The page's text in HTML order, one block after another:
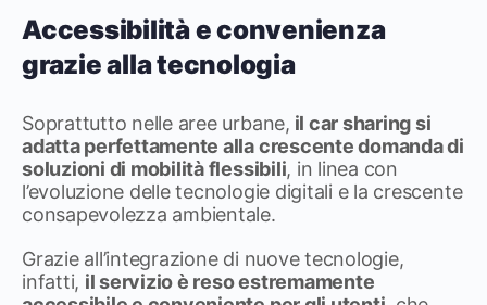
Accessibilità e convenienza
grazie alla tecnologia
Soprattutto nelle aree urbane, il car sharing si
adatta perfettamente alla crescente domanda di
soluzioni di mobilità flessibili, in linea con
l’evoluzione delle tecnologie digitali e la crescente
consapevolezza ambientale.
Grazie all’integrazione di nuove tecnologie,
infatti, il servizio è reso estremamente